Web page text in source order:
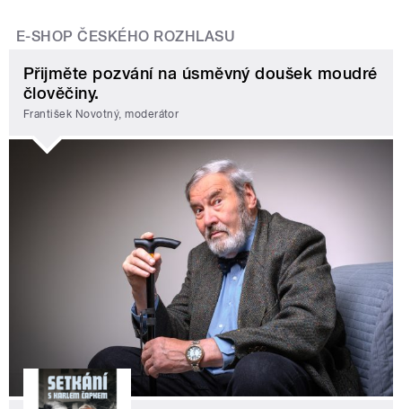
E-SHOP ČESKÉHO ROZHLASU
Přijměte pozvání na úsměvný doušek moudré
člověčiny.
František Novotný, moderátor